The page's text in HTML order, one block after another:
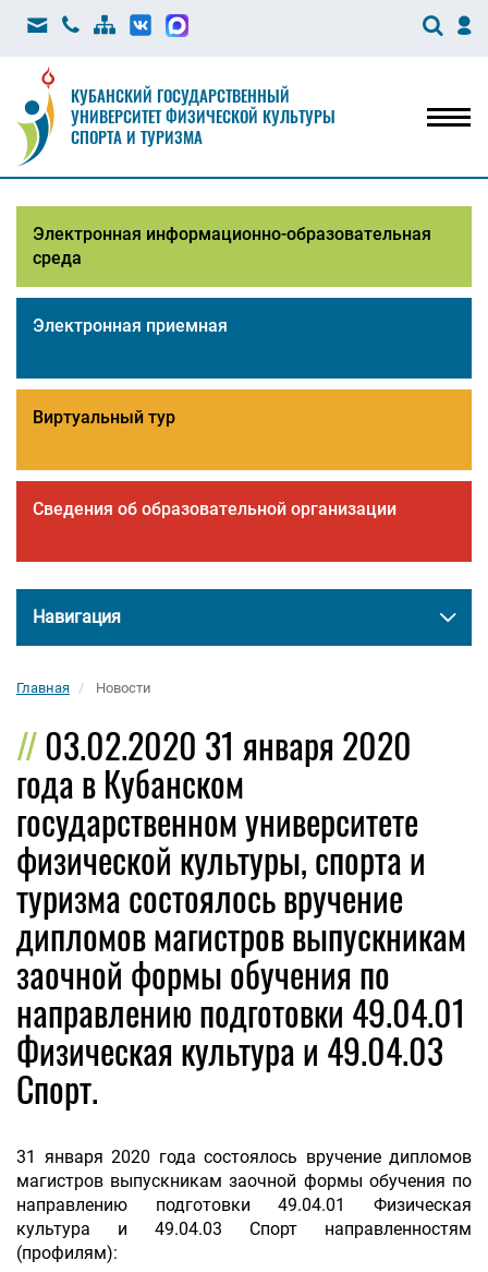
КУБАНСКИЙ ГОСУДАРСТВЕННЫЙ
УНИВЕРСИТЕТ ФИЗИЧЕСКОЙ КУЛЬТУРЫ
СПОРТА И ТУРИЗМА
Электронная информационно-образовательная
среда
Электронная приемная
Виртуальный тур
Сведения об образовательной организации
Навигация
Главная Новости
03.02.2020 31 января 2020
года в Кубанском
государственном университете
физической культуры, спорта и
туризма состоялось вручение
дипломов магистров выпускникам
заочной формы обучения по
направлению подготовки 49.04.01
Физическая культура и 49.04.03
Спорт.
31 января 2020 года состоялось вручение дипломов
магистров выпускникам заочной формы обучения по
направлению подготовки 49.04.01 Физическая
культура и 49.04.03 Спорт направленностям
(профилям):